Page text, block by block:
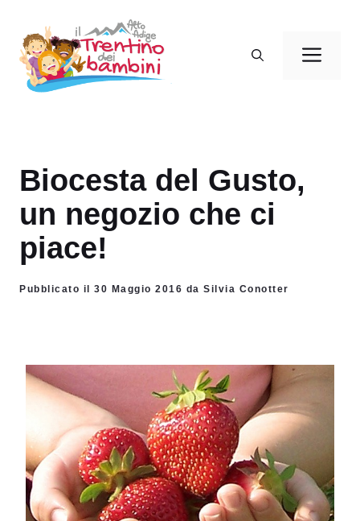
contenuto
Biocesta del Gusto,
un negozio che ci
piace!
Pubblicato il 30 Maggio 2016 da Silvia Conotter